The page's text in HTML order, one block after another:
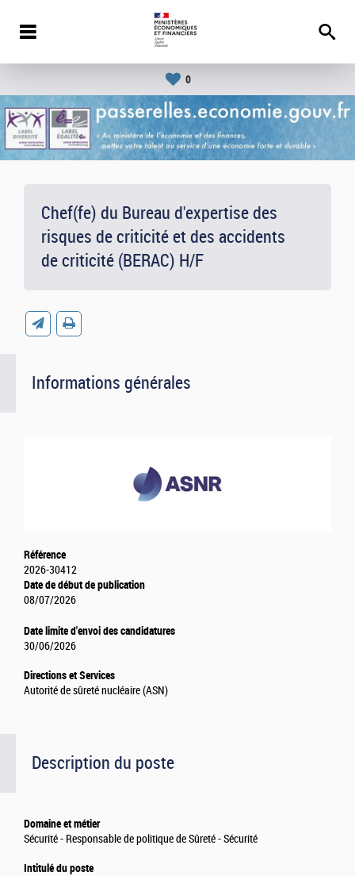
0
Chef(fe) du Bureau d'expertise des
risques de criticité et des accidents
de criticité (BERAC) H/F
Description du poste
Domaine et métier
Sécurité - Responsable de politique de Sûreté - Sécurité
Intitulé du poste
Informations générales
Référence
2026-30412
Date de début de publication
08/07/2026
Date limite d'envoi des candidatures
30/06/2026
Directions et Services
Autorité de sûreté nucléaire (ASN)